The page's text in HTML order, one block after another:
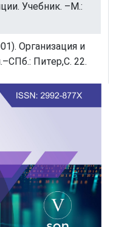
Учебник. –М.:
Организация и
Питер,С. 22.